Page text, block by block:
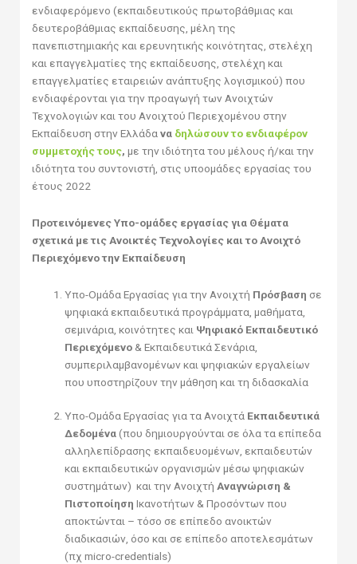
ενδιαφερόμενο (εκπαιδευτικούς πρωτοβάθμιας και
δευτεροβάθμιας εκπαίδευσης, μέλη της
πανεπιστημιακής και ερευνητικής κοινότητας, στελέχη
και επαγγελματίες της εκπαίδευσης, στελέχη και
επαγγελματίες εταιρειών ανάπτυξης λογισμικού) που
ενδιαφέρονται για την προαγωγή των Ανοιχτών
Τεχνολογιών και του Ανοιχτού Περιεχομένου στην
Εκπαίδευση στην Ελλάδα να δηλώσουν το ενδιαφέρον
συμμετοχής τους, με την ιδιότητα του μέλους ή/και την
ιδιότητα του συντονιστή, στις υποομάδες εργασίας του
έτους 2022
Προτεινόμενες Υπο-ομάδες εργασίας για Θέματα
σχετικά με τις Ανοικτές Τεχνολογίες και το Ανοιχτό
Περιεχόμενο την Εκπαίδευση
Υπο-Ομάδα Εργασίας για την Ανοιχτή Πρόσβασησε
ψηφιακά εκπαιδευτικά προγράμματα, μαθήματα,
σεμινάρια, κοινότητες και Ψηφιακό Εκπαιδευτικό
Περιεχόμενο & Εκπαιδευτικά Σενάρια,
συμπεριλαμβανομένων και ψηφιακών εργαλείων
που υποστηρίζουν την μάθηση και τη διδασκαλία
Υπο-Ομάδα Εργασίας για τα Ανοιχτά Εκπαιδευτικά
Δεδομένα(που δημιουργούνται σε όλα τα επίπεδα
αλληλεπίδρασης εκπαιδευομένων, εκπαιδευτών
και εκπαιδευτικών οργανισμών μέσω ψηφιακών
συστημάτων) και την ΑνοιχτήΑναγνώριση &
ΠιστοποίησηΙκανοτήτων & Προσόντων που
αποκτώνται – τόσο σε επίπεδο ανοικτών
διαδικασιών, όσο και σε επίπεδο αποτελεσμάτων
(πχ micro-credentials)